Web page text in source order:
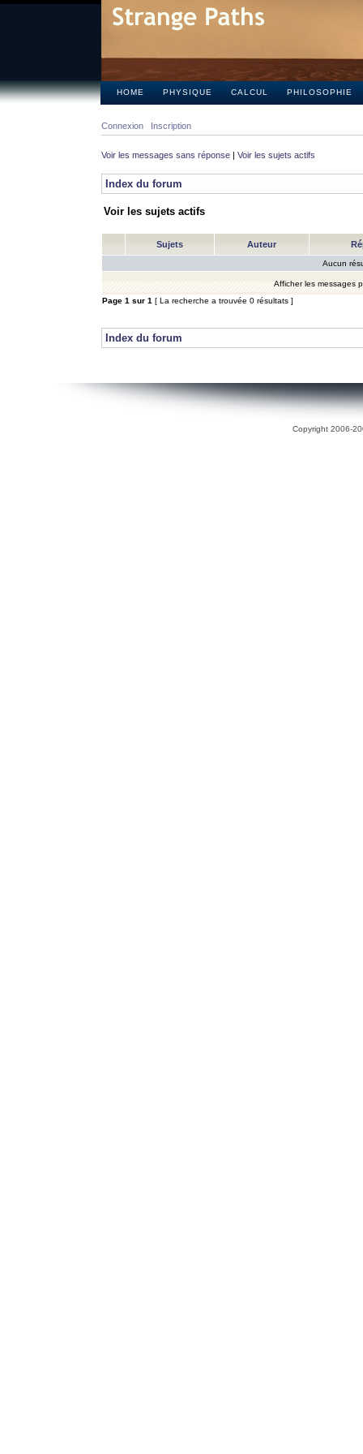
HOME PHYSIQUE CALCUL PHILOSOPHIE
Connexion Inscription
Voir les messages sans réponse | Voir les sujets actifs
Index du forum
Voir les sujets actifs
Sujets Auteur
Aucun
Afficher les messages
Page 1 sur 1 [ La recherche a trouvée 0 résultats ]
Index du forum
Copyright 2006-